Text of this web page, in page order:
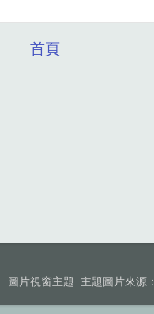
首頁
圖片視窗主題. 主題圖片來源：